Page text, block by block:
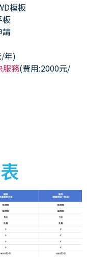
模板
請
年)
服務(費用:2000元/